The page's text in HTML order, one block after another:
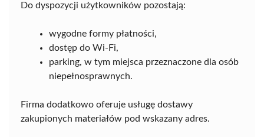
Do dyspozycji użytkowników pozostają:
wygodne formy płatności,
dostęp do Wi-Fi,
parking, w tym miejsca przeznaczone dla osób
niepełnosprawnych.
Firma dodatkowo oferuje usługę dostawy
zakupionych materiałów pod wskazany adres.